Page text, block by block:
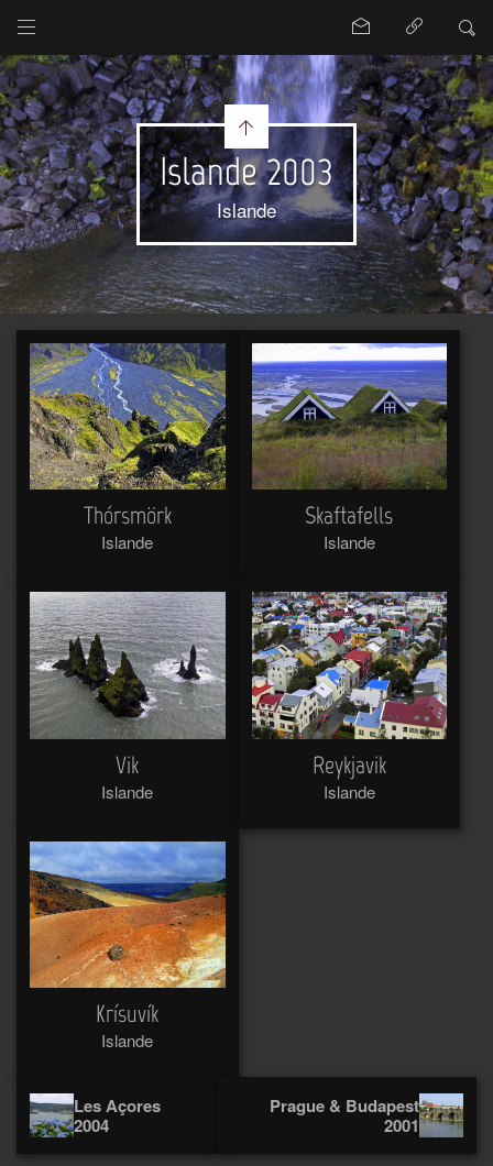
Islande 2003
Islande
Thórsmörk
Islande
Skaftafells
Islande
Vik
Islande
Reykjavik
Islande
Krísuvík
Islande
Les Açores
2004
Prague & Budapest
2001